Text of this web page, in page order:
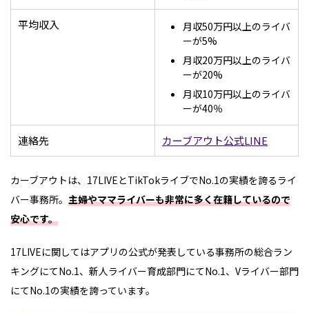
平均収入
月収50万円以上のライバ
ーが5%
月収20万円以上のライバ
ーが20%
月収10万円以上のライバ
ーが40％
連絡先 カーブアウト公式LINE
カーブアウトは、17LIVEとTikTokライブでNo.1の実績を誇るライ
バー事務所。 主婦やママライバーも非常に多く在籍しているので
安心です。
17LIVEに関してはアプリの公式が発表している事務所の総合ラン
キングにてNo.1、新人ライバー育成部門にてNo.1、Vライバー部門
にてNo.1の実績を誇っています。